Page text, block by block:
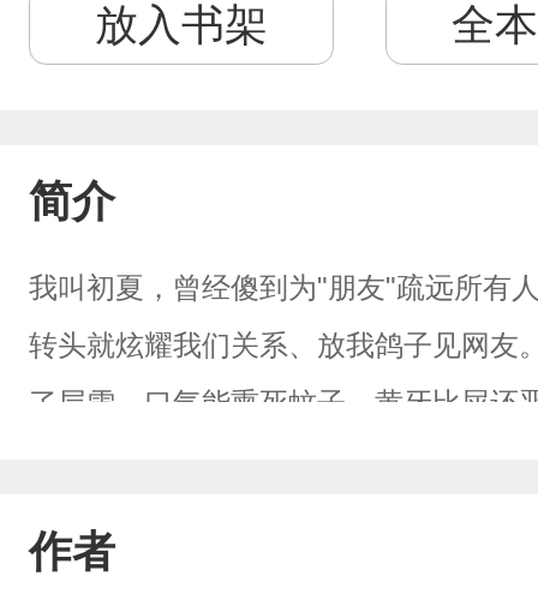
放入书架 全
简介
我叫初夏，曾经傻到为"朋友"疏远所有
转头就炫耀我们关系、放我鸽子见网
了层雪，口气能熏死蚊子，黄牙比屎还
怖……请谨慎观看……
作者